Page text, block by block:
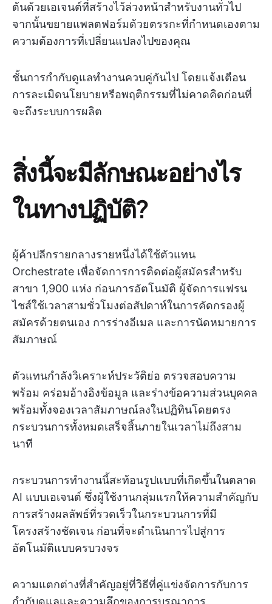
ต้นด้วยเอเจนต์ที่สร้างไว้ล่วงหน้าสำหรับงานทั่วไป
จากนั้นขยายแพลตฟอร์มด้วยตรรกะที่กำหนดเองตาม
ความต้องการที่เปลี่ยนแปลงไปของคุณ
ชั้นการกำกับดูแลทำงานควบคู่กันไป โดยแจ้งเตือน
การละเมิดนโยบายหรือพฤติกรรมที่ไม่คาดคิดก่อนที่
จะถึงระบบการผลิต
สิ่งนี้จะมีลักษณะอย่างไร
ในทางปฏิบัติ?
ผู้ค้าปลีกรายกลางรายหนึ่งได้ใช้ตัวแทน
Orchestrate เพื่อจัดการการติดต่อผู้สมัครสำหรับ
สาขา 1,900 แห่ง ก่อนการอัตโนมัติ ผู้จัดการแฟรน
ไชส์ใช้เวลาสามชั่วโมงต่อสัปดาห์ในการคัดกรองผู้
สมัครด้วยตนเอง การร่างอีเมล และการนัดหมายการ
สัมภาษณ์
ตัวแทนกำลังวิเคราะห์ประวัติย่อ ตรวจสอบความ
พร้อม คร่อมอ้างอิงข้อมูล และร่างข้อความส่วนบุคคล
พร้อมทั้งจองเวลาสัมภาษณ์ลงในปฏิทินโดยตรง
กระบวนการทั้งหมดเสร็จสิ้นภายในเวลาไม่ถึงสาม
นาที
กระบวนการทำงานนี้สะท้อนรูปแบบที่เกิดขึ้นในตลาด
AI แบบเอเจนต์ ซึ่งผู้ใช้งานกลุ่มแรกให้ความสำคัญกับ
การสร้างผลลัพธ์ที่รวดเร็วในกระบวนการที่มี
โครงสร้างชัดเจน ก่อนที่จะดำเนินการไปสู่การ
อัตโนมัติแบบครบวงจร
ความแตกต่างที่สำคัญอยู่ที่วิธีที่คู่แข่งจัดการกับการ
กำกับดูแลและความลึกของการบูรณาการ